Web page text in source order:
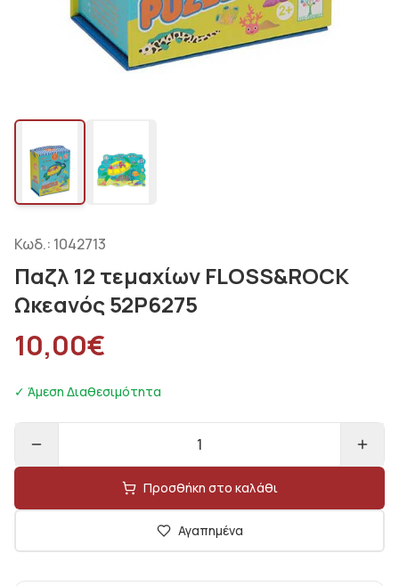
Κωδ.: 1042713
Παζλ 12 τεμαχίων FLOSS&ROCK
Ωκεανός 52P6275
10,00€
✓ Άμεση Διαθεσιμότητα
1
Προσθήκη στο καλάθι
Αγαπημένα